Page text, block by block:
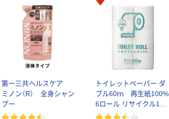
第一三共ヘルスケア
ミノン（R） 全身シャン
プー
トイレットペーパー ダ
ブル60ｍ 再生紙100%
6ロール リサイクル100
芯あり FSC認証